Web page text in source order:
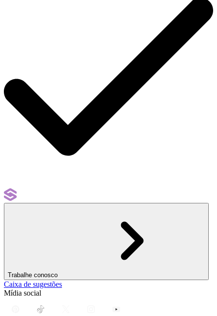
Trabalhe conosco
Caixa de sugestões
Mídia social